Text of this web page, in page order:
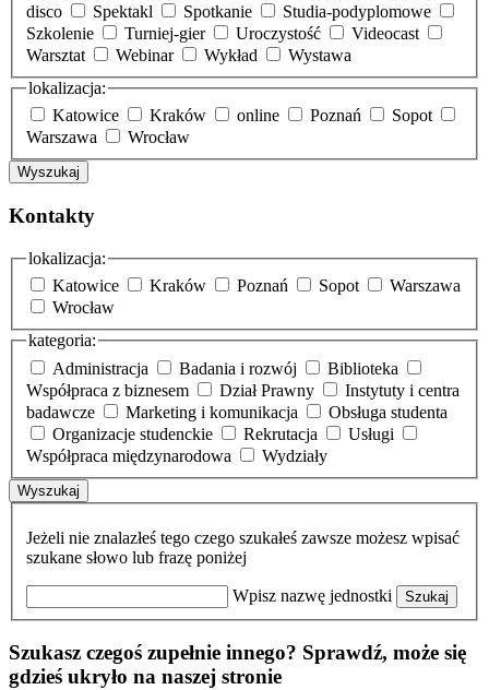
disco
Spektakl Spotkanie
Studia-podyplomowe
Szkolenie
Turniej-gier Uroczystość
Videocast
Warsztat
Webinar Wykład
Wystawa
lokalizacja:
Katowice
Kraków online Poznań
Sopot
Warszawa
Wrocław
Wyszukaj
Kontakty
lokalizacja:
Katowice
Kraków Poznań Sopot
Warszawa
Wrocław
kategoria:
Administracja
Badania i rozwój
Biblioteka
Współpraca z biznesem
Dział Prawny
Instytuty i centra
badawcze
Marketing i komunikacja
Obsługa studenta
Organizacje studenckie
Rekrutacja
Usługi
Współpraca międzynarodowa
Wydziały
Wyszukaj
Jeżeli nie znalazłeś tego czego szukałeś zawsze możesz wpisać
szukane słowo lub frazę poniżej
Wpisz nazwę jednostki Szukaj
Szukasz czegoś zupełnie innego? Sprawdź, może się
gdzieś ukryło na naszej stronie